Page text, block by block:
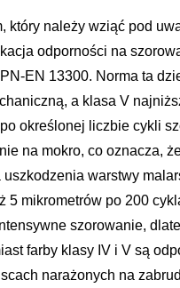
który należy wziąć pod
odporności na
EN 13300. Norma ta
a klasa V
określonej liczbie cykli
na mokro, co oznacza,
warstwy
5 mikrometrów po 200
szorowanie,
farby klasy IV i V są
narażonych na